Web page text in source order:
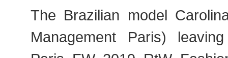
The Brazilian model
Management Paris)